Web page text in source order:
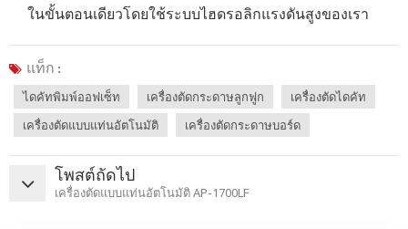
ในขั้นตอนเดียวโดยใช้ระบบไฮดรอลิกแรงดันสูงของเรา
แท็ก :
ไดคัทพิมพ์ออฟเซ็ท เครื่องตัดกระดาษลูกฟูก
เครื่องตัดไดคัท
เครื่องตัดแบบแท่นอัตโนมัติ
เครื่องตัดกระดาษบอร์ด
โพสต์ถัดไป
เครื่องตัดแบบแท่นอัตโนมัติ AP-1700LF